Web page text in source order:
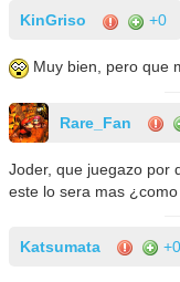
KinGriso +0
Muy bien, pero que
Rare_Fan
Joder, que juegazo por
este lo sera mas
Katsumata +0